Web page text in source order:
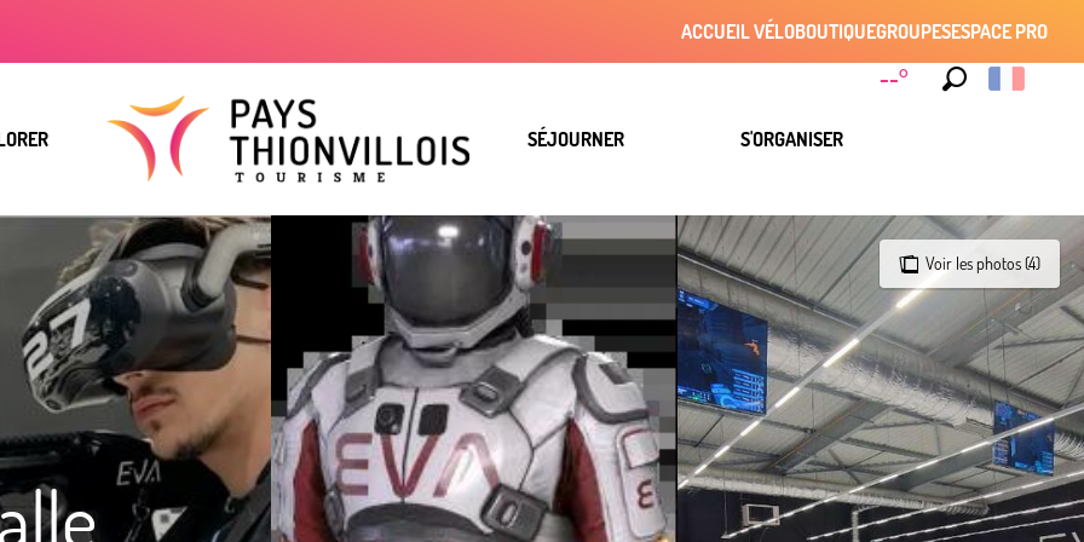
--°
ACCUEIL VÉLOBOUTIQUEGROUPESESPACE PRO
SÉJOURNER S'ORGANISER
Voir les photos (4)